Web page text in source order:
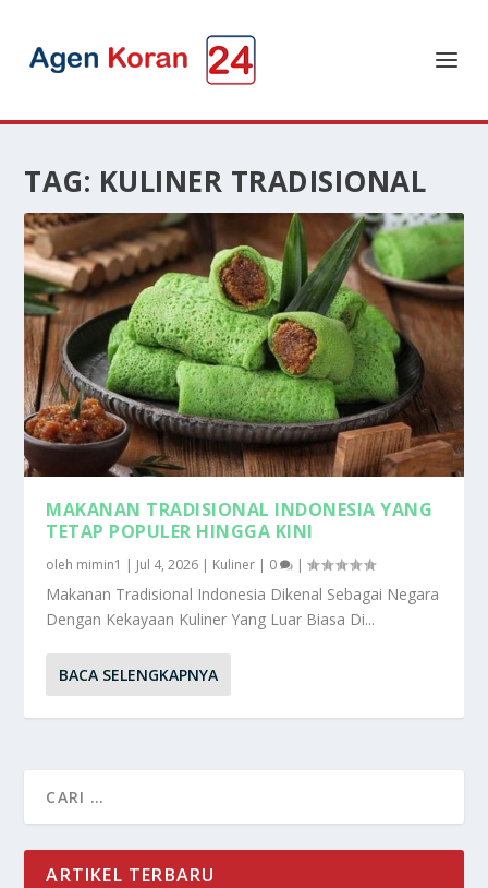
TAG: KULINER TRADISIONAL
MAKANAN TRADISIONAL INDONESIA YANG
TETAP POPULER HINGGA KINI
oleh mimin1 | Jul 4, 2026 | Kuliner | 0 |
Makanan Tradisional Indonesia Dikenal Sebagai Negara
Dengan Kekayaan Kuliner Yang Luar Biasa Di...
BACA SELENGKAPNYA
ARTIKEL TERBARU